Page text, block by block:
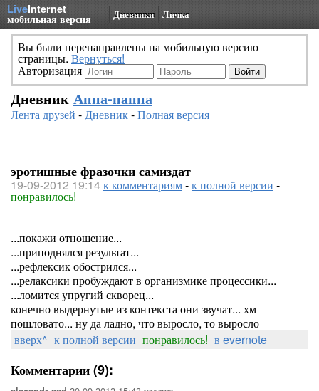
LiveInternet
мобильная версия Дневники Личка
Вы были перенаправлены на мобильную версию
страницы. Вернуться!
Авторизация
Дневник Аппа-паппа
Лента друзей -Дневник-Полная версия
эротишные фразочки самиздат
19-09-2012 19:14к комментариям-к полной версии -
понравилось!
...покажи отношение...
...приподнялся результат...
...рефлексик обострился...
...релаксики пробуждают в организмике процессики...
...ломится упругий скворец...
конечно выдернутые из контекста они звучат... хм
пошловато... ну да ладно, что выросло, то выросло
вверх^ к полной версии понравилось! в evernote
Комментарии (9):